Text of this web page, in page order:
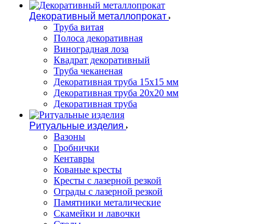
Декоративный металлопрокат
Труба витая
Полоса декоративная
Виноградная лоза
Квадрат декоративный
Труба чеканеная
Декоративная труба 15х15 мм
Декоративная труба 20х20 мм
Декоративная труба
Ритуальные изделия
Вазоны
Гробнички
Кентавры
Кованые кресты
Кресты с лазерной резкой
Ограды с лазерной резкой
Памятники металические
Скамейки и лавочки